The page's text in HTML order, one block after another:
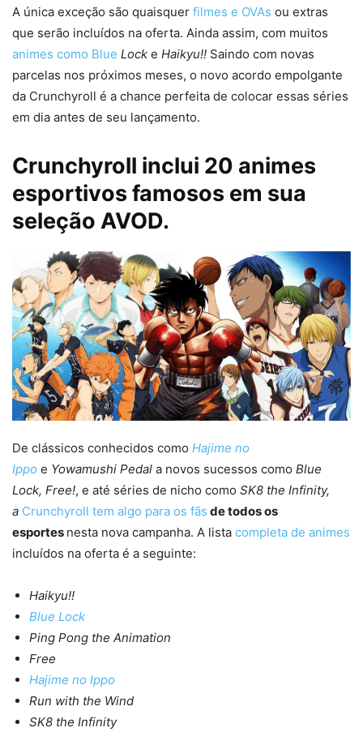
A única exceção são quaisquer filmes e OVAs ou extras
que serão incluídos na oferta. Ainda assim, com muitos
animes como Blue Lock e Haikyu!! Saindo com novas
parcelas nos próximos meses, o novo acordo empolgante
da Crunchyroll é a chance perfeita de colocar essas séries
em dia antes de seu lançamento.
Crunchyroll inclui 20 animes
esportivos famosos em sua
seleção AVOD.
De clássicos conhecidos como Hajime no
Ippo e Yowamushi Pedal a novos sucessos como Blue
Lock, Free!, e até séries de nicho como SK8 the Infinity,
a Crunchyroll tem algo para os fãs de todos os
esportes nesta nova campanha. A lista completa de animes
incluídos na oferta é a seguinte:
Haikyu!!
Blue Lock
Ping Pong the Animation
Free
Hajime no Ippo
Run with the Wind
SK8 the Infinity